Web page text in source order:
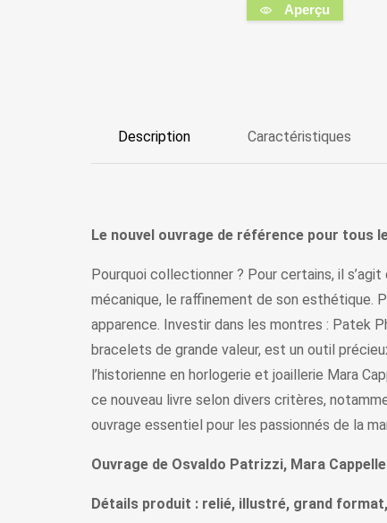
Aperçu
Description Caractéristiques
Le nouvel ouvrage de référence pour tous
Pourquoi collectionner ? Pour certains, il
mécanique, le raffinement de son esthétique.
apparence. Investir dans les montres : Patek
bracelets de grande valeur, est un outil
l’historienne en horlogerie et joaillerie Mara
ce nouveau livre selon divers critères,
ouvrage essentiel pour les passionnés de la
Ouvrage de Osvaldo Patrizzi, Mara
Détails produit : relié, illustré, grand